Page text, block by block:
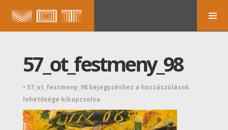
57_ot_festmeny_98
• 57_ot_festmeny_98 bejegyzéshez a hozzászólások
lehetősége kikapcsolva